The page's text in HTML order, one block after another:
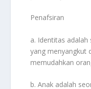
Penafsiran
a. Identitas
yang menyangkut
memudahkan
b. Anak adalah